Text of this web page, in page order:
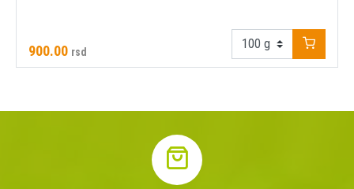
900.00 rsd